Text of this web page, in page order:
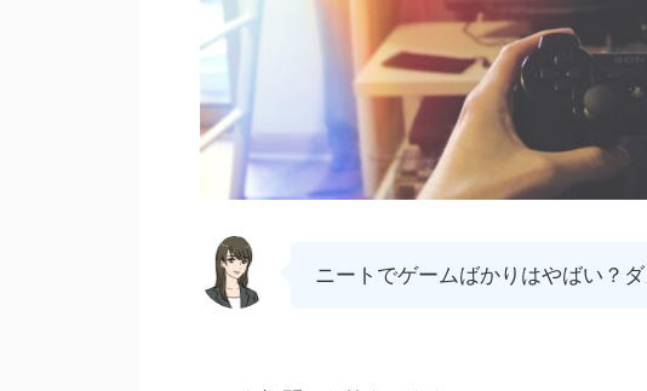
ニートでゲームばかりはやばい？